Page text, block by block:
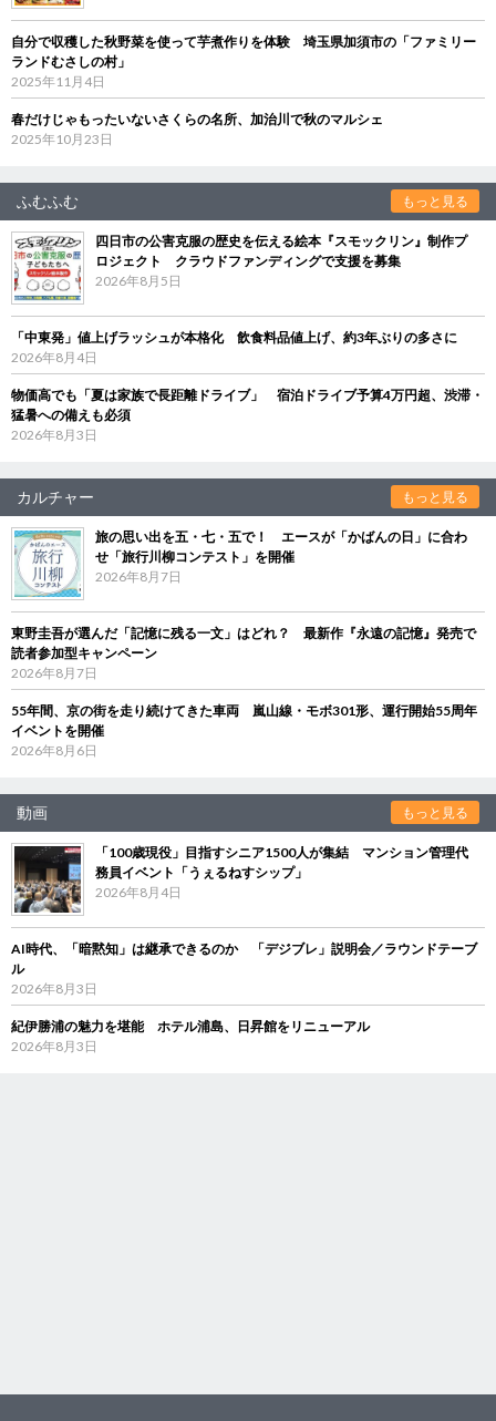
自分で収穫した秋野菜を使って芋煮作りを体験 埼玉県加須市の「ファミリー
ランドむさしの村」
2025年11月4日
春だけじゃもったいないさくらの名所、加治川で秋のマルシェ
2025年10月23日
ふむふむ もっと見る
四日市の公害克服の歴史を伝える絵本『スモックリン』制作プ
ロジェクト クラウドファンディングで支援を募集
2026年8月5日
「中東発」値上げラッシュが本格化 飲食料品値上げ、約3年ぶりの多さに
2026年8月4日
物価高でも「夏は家族で長距離ドライブ」 宿泊ドライブ予算4万円超、渋滞・
猛暑への備えも必須
2026年8月3日
カルチャー もっと見る
旅の思い出を五・七・五で！ エースが「かばんの日」に合わ
せ「旅行川柳コンテスト」を開催
2026年8月7日
東野圭吾が選んだ「記憶に残る一文」はどれ？ 最新作『永遠の記憶』発売で
読者参加型キャンペーン
2026年8月7日
55年間、京の街を走り続けてきた車両 嵐山線・モボ301形、運行開始55周年
イベントを開催
2026年8月6日
動画 もっと見る
「100歳現役」目指すシニア1500人が集結 マンション管理代
務員イベント「うぇるねすシップ」
2026年8月4日
AI時代、「暗黙知」は継承できるのか 「デジブレ」説明会／ラウンドテーブ
ル
2026年8月3日
紀伊勝浦の魅力を堪能 ホテル浦島、日昇館をリニューアル
2026年8月3日